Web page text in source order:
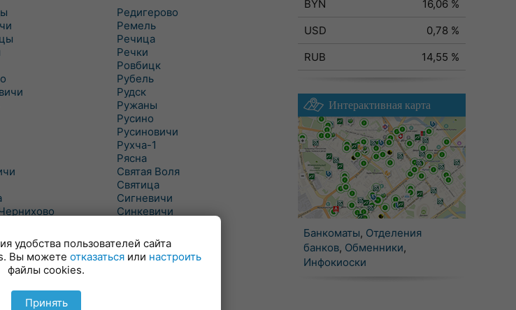
Редигерово
Ремель
Речица
Речки
Ровбицк
Рубель
Рудск
Ружаны
Русино
Русиновичи
Рухча-1
Рясна
Святая Воля
Святица
Сигневичи
Синкевичи
Снитово
Соколово
Сочивки
BYN
16,06 %
USD
0,78 %
RUB
14,55 %
Интерактивная карта
Банкоматы, Отделения
банков, Обменники,
Инфокиоски
удобства пользователей сайта
Вы можете отказаться или настроить
файлы cookies.
Принять